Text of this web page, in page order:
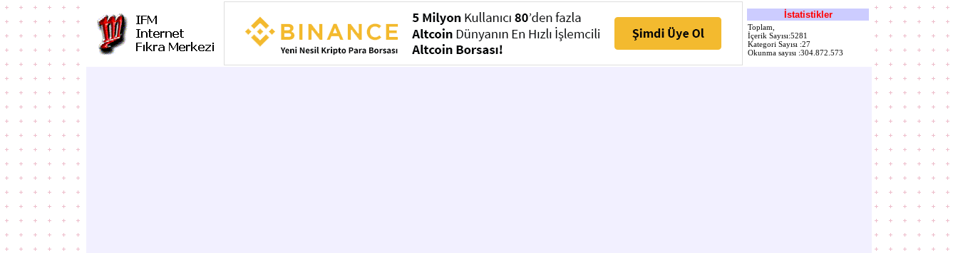
İstatistikler
Toplam,
İçerik Sayısı:5281
Kategori Sayısı :27
Okunma sayısı :304.872.573